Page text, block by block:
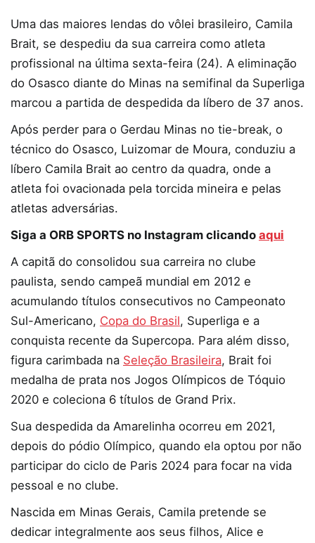
Uma das maiores lendas do vôlei brasileiro, Camila
Brait, se despediu da sua carreira como atleta
profissional na última sexta-feira (24). A eliminação
do Osasco diante do Minas na semifinal da Superliga
marcou a partida de despedida da líbero de 37 anos.
Após perder para o Gerdau Minas no tie-break, o
técnico do Osasco, Luizomar de Moura, conduziu a
líbero Camila Brait ao centro da quadra, onde a
atleta foi ovacionada pela torcida mineira e pelas
atletas adversárias.
Siga a ORB SPORTS no Instagram clicando aqui
A capitã do consolidou sua carreira no clube
paulista, sendo campeã mundial em 2012 e
acumulando títulos consecutivos no Campeonato
Sul-Americano, Copa do Brasil, Superliga e a
conquista recente da Supercopa. Para além disso,
figura carimbada na Seleção Brasileira, Brait foi
medalha de prata nos Jogos Olímpicos de Tóquio
2020 e coleciona 6 títulos de Grand Prix.
Sua despedida da Amarelinha ocorreu em 2021,
depois do pódio Olímpico, quando ela optou por não
participar do ciclo de Paris 2024 para focar na vida
pessoal e no clube.
Nascida em Minas Gerais, Camila pretende se
dedicar integralmente aos seus filhos, Alice e